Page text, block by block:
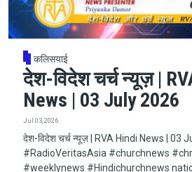
कलिसयाई
देश-विदेश चर्च न्यूज़ |
News | 03 July 2026
Jul 03, 2026
देश-विदेश चर्च न्यूज़ | RVA Hindi News | 03
#RadioVeritasAsia​​​​​ #churchnews​​​​​
#weeklynews​ #Hindichurchnews